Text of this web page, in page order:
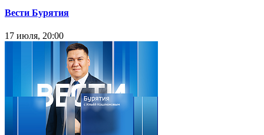
Вести Бурятия
17 июля, 20:00